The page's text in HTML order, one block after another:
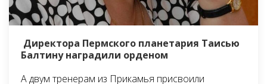
Директора Пермского планетария Таисью
Балтину наградили орденом
А двум тренерам из Прикамья присвоили